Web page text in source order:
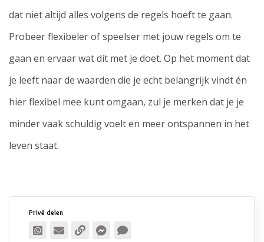
dat niet altijd alles volgens de regels hoeft te gaan.
Probeer flexibeler of speelser met jouw regels om te
gaan en ervaar wat dit met je doet. Op het moment dat
je leeft naar de waarden die je echt belangrijk vindt én
hier flexibel mee kunt omgaan, zul je merken dat je je
minder vaak schuldig voelt en meer ontspannen in het
leven staat.
Privé delen